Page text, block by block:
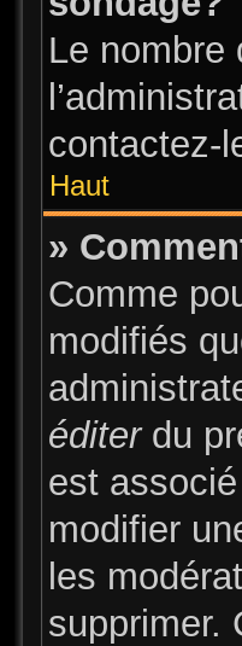
Le nombre
contactez-
Haut
»
Comme
modifiés
éditerdu
est
modifier
les
supprimer.